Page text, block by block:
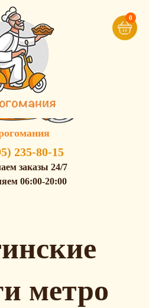
235-80-15
заказы 24/7
06:00-20:00
метро
0